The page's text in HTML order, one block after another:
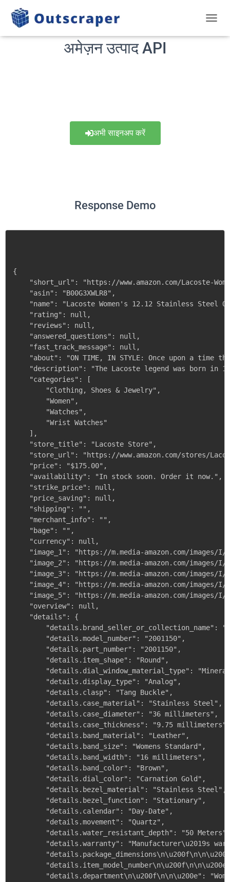
अमेज़न उत्पाद API
अभी साइनअप करें
Response Demo
{
"short_url": "https://www.amazon.com/Lacoste-
    "asin": "B00G3XWLR8",
"name": "Lacoste Women's 12.12 Stainless Steel
    "rating": null,
    "reviews": null,
    "answered_questions": null,
    "fast_track_message": null,
"about": "ON TIME, IN STYLE: Once upon a time
"description": "The Lacoste legend was born in
    "categories": [
        "Clothing, Shoes & Jewelry",
        "Women",
        "Watches",
        "Wrist Watches"
    ],
    "store_title": "Lacoste Store",
"store_url": "https://www.amazon.com/stores/
    "price": "$175.00",
    "availability": "In stock soon. Order it now.",
    "strike_price": null,
    "price_saving": null,
    "shipping": "",
    "merchant_info": "",
    "bage": "",
    "currency": null,
"image_1": "https://m.media-amazon.com/images/I/
"image_2": "https://m.media-amazon.com/images/I/
"image_3": "https://m.media-amazon.com/images/I/
"image_4": "https://m.media-amazon.com/images/I/
"image_5": "https://m.media-amazon.com/images/I/
    "overview": null,
    "details": {
"details.brand_seller_or_collection_name":
        "details.model_number": "2001150",
        "details.part_number": "2001150",
        "details.item_shape": "Round",
"details.dial_window_material_type":
        "details.display_type": "Analog",
        "details.clasp": "Tang Buckle",
        "details.case_material": "Stainless Steel",
        "details.case_diameter": "36 millimeters",
        "details.case_thickness": "9.75 millimeters",
        "details.band_material": "Leather",
        "details.band_size": "Womens Standard",
        "details.band_width": "16 millimeters",
        "details.band_color": "Brown",
        "details.dial_color": "Carnation Gold",
        "details.bezel_material": "Stainless Steel",
        "details.bezel_function": "Stationary",
        "details.calendar": "Day-Date",
        "details.movement": "Quartz",
        "details.water_resistant_depth": "50 Meters",
"details.warranty": "Manufacturer\u2019s
"details.department\n\u200f\n\n\u200e":